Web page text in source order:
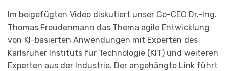
Im beigefügten Video diskutiert unser Co-CEO Dr.-Ing.
Thomas Freudenmann das Thema agile Entwicklung
von KI-basierten Anwendungen mit Experten des
Karlsruher Instituts für Technologie (KIT) und weiteren
Experten aus der Industrie. Der angehängte Link führt